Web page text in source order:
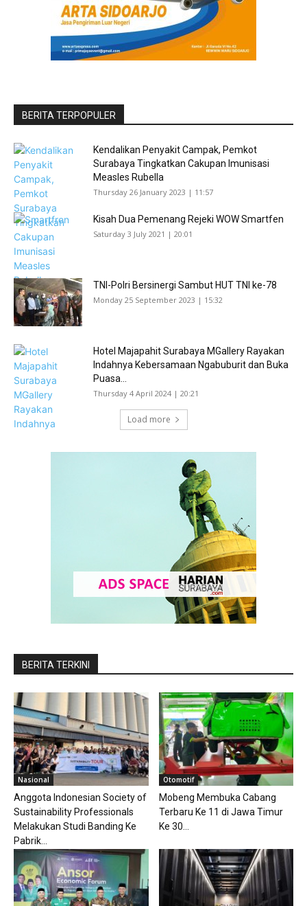
BERITA TERPOPULER
Kendalikan Penyakit Campak, Pemkot
Surabaya Tingkatkan Cakupan Imunisasi
Measles Rubella
Thursday 26 January 2023 | 11:57
Kisah Dua Pemenang Rejeki WOW Smartfen
Saturday 3 July 2021 | 20:01
TNI-Polri Bersinergi Sambut HUT TNI ke-78
Monday 25 September 2023 | 15:32
Hotel Majapahit Surabaya MGallery Rayakan
Indahnya Kebersamaan Ngabuburit dan Buka
Puasa...
Thursday 4 April 2024 | 20:21
Load more
BERITA TERKINI
Nasional
Anggota Indonesian Society of
Sustainability Professionals
Melakukan Studi Banding Ke
Pabrik...
Otomotif
Mobeng Membuka Cabang
Terbaru Ke 11 di Jawa Timur
Ke 30...